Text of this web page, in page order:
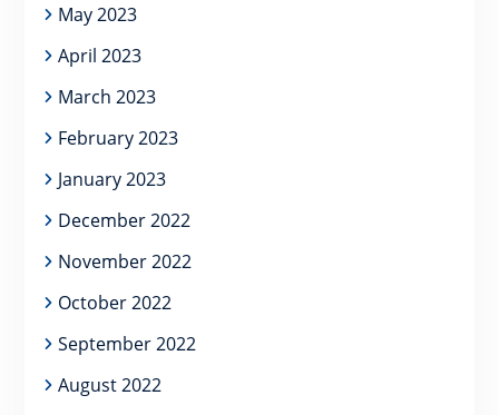
May 2023
April 2023
March 2023
February 2023
January 2023
December 2022
November 2022
October 2022
September 2022
August 2022